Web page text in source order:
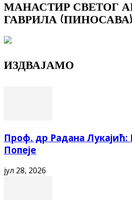
МАНАСТИР СВЕТОГ
ГАВРИЛА (ПИНОСАВА)
ИЗДВАЈАМО
Проф. др Радана Лукајић:
Попеје
јул 28, 2026